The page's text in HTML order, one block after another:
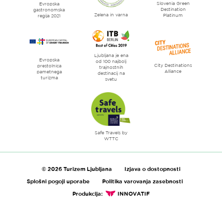
literature
Evropska
gastronomska
regija 2021
Zelena in varna
Slovenia Green
Destination
Platinum
Evropska
prestolnica
pametnega
turizma
Ljubljana je ena
od 100 najbolj
trajnostnih
destinacij na
svetu
City Destinations
Alliance
Safe Travels by
WTTC
© 2026 Turizem Ljubljana
Izjava o dostopnosti
Splošni pogoji uporabe
Politika varovanja zasebnosti
Produkcija:
INNOVATIF